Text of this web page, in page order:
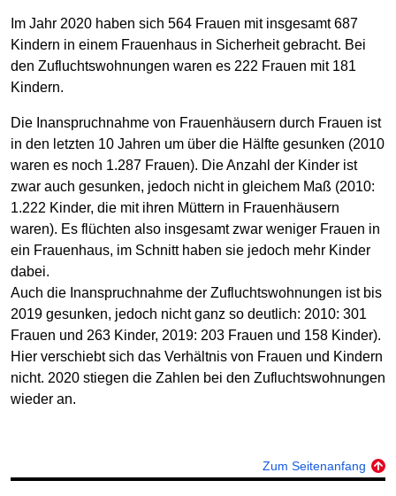
Im Jahr 2020 haben sich 564 Frauen mit insgesamt 687
Kindern in einem Frauenhaus in Sicherheit gebracht. Bei
den Zufluchtswohnungen waren es 222 Frauen mit 181
Kindern.
Die Inanspruchnahme von Frauenhäusern durch Frauen ist
in den letzten 10 Jahren um über die Hälfte gesunken (2010
waren es noch 1.287 Frauen). Die Anzahl der Kinder ist
zwar auch gesunken, jedoch nicht in gleichem Maß (2010:
1.222 Kinder, die mit ihren Müttern in Frauenhäusern
waren). Es flüchten also insgesamt zwar weniger Frauen in
ein Frauenhaus, im Schnitt haben sie jedoch mehr Kinder
dabei.
Auch die Inanspruchnahme der Zufluchtswohnungen ist bis
2019 gesunken, jedoch nicht ganz so deutlich: 2010: 301
Frauen und 263 Kinder, 2019: 203 Frauen und 158 Kinder).
Hier verschiebt sich das Verhältnis von Frauen und Kindern
nicht. 2020 stiegen die Zahlen bei den Zufluchtswohnungen
wieder an.
Zum Seitenanfang